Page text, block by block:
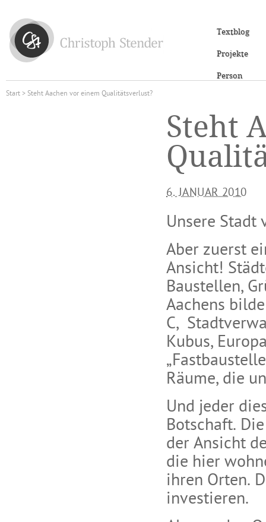
Textblog
Projekte
Person
Start> Steht Aachen vor einem Qualitätsverlust?
Steht
6. JANUAR 2010
Unsere Stadt
Aber zuerst
Ansicht!
Baustellen,
Aachens
C,
Kubus,
Räume, die
Und jeder
Botschaft.
der Ansicht
die hier
ihren Orten.
investieren.